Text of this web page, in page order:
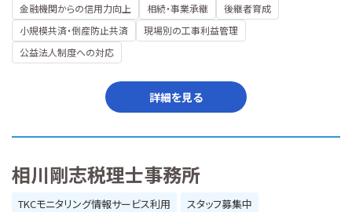
金融機関からの信用力向上
相続・事業承継
後継者育成
小規模共済・倒産防止共済
現場別の工事利益管理
公益法人制度への対応
詳細を見る
相川剛志税理士事務所
TKCモニタリング情報サービス利用 スタッフ募集中